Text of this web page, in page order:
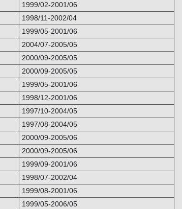
1999/02-2001/06
1998/11-2002/04
1999/05-2001/06
2004/07-2005/05
2000/09-2005/05
2000/09-2005/05
1999/05-2001/06
1998/12-2001/06
1997/10-2004/05
1997/08-2004/05
2000/09-2005/06
2000/09-2005/06
1999/09-2001/06
1998/07-2002/04
1999/08-2001/06
1999/05-2006/05